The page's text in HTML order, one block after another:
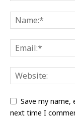
Save my name,
next time I